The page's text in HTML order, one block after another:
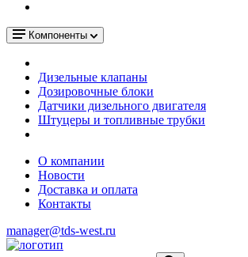
Компоненты
Дизельные клапаны
Дозировочные блоки
Датчики дизельного двигателя
Штуцеры и топливные трубки
О компании
Новости
Доставка и оплата
Контакты
manager@tds-west.ru